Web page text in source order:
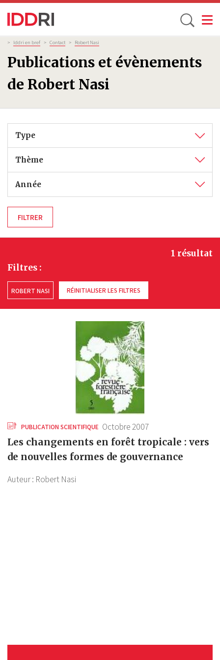
Aller
au
contenu
principal
Toggle
Publications et évènements
de Robert Nasi
Fil
d'Ariane
> Iddri en bref > Contact > Robert Nasi
Type
Thème
Année
Filtres :
ROBERT NASI RÉINITIALISER LES FILTRES
1 résultat
PUBLICATION SCIENTIFIQUE Octobre 2007
Les changements en forêt tropicale : vers
de nouvelles formes de gouvernance
Auteur : Robert Nasi